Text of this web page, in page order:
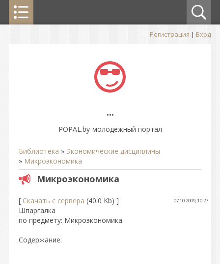
Регистрация | Вход
...
POPAL.by-молодежный портал
Библиотека » Экономические дисциплины
» Микроэкономика
Микроэкономика
[ Скачать с сервера (40.0 Kb) ] 07.10.2009, 10:27
Шпаргалка
по предмету: Микроэкономика
Содержание: